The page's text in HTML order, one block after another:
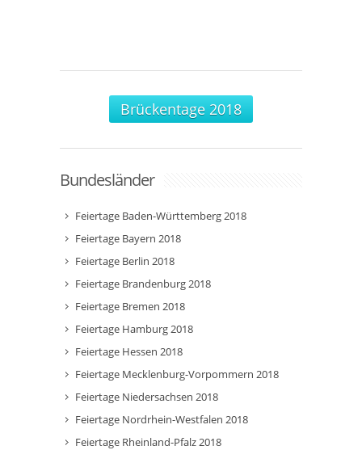
Brückentage 2018
Bundesländer
Feiertage Baden-Württemberg 2018
Feiertage Bayern 2018
Feiertage Berlin 2018
Feiertage Brandenburg 2018
Feiertage Bremen 2018
Feiertage Hamburg 2018
Feiertage Hessen 2018
Feiertage Mecklenburg-Vorpommern 2018
Feiertage Niedersachsen 2018
Feiertage Nordrhein-Westfalen 2018
Feiertage Rheinland-Pfalz 2018